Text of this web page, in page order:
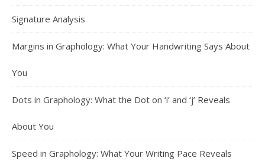
Signature Analysis
Margins in Graphology: What Your Handwriting Says About
You
Dots in Graphology: What the Dot on ‘i’ and ‘j’ Reveals
About You
Speed in Graphology: What Your Writing Pace Reveals